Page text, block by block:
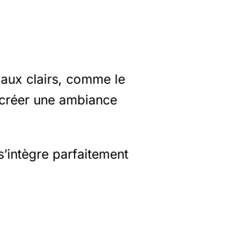
clairs, comme le
une ambiance
parfaitement